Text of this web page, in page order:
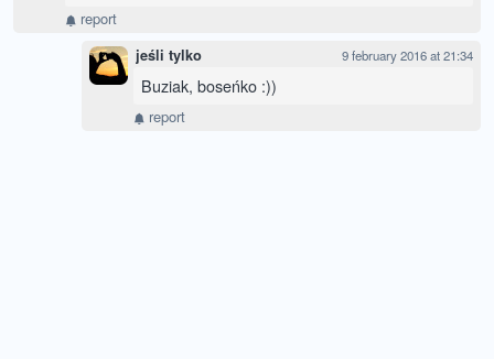
report
jeśli tylko 9 february 2016 at 21:34
Buziak, boseńko :))
report